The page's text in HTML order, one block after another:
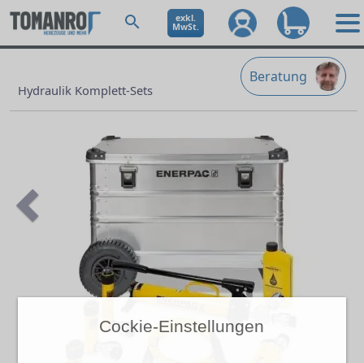
Cockie-Einstellungen
exkl.
MwSt.
Beratung
Hydraulik Komplett-Sets
Previous